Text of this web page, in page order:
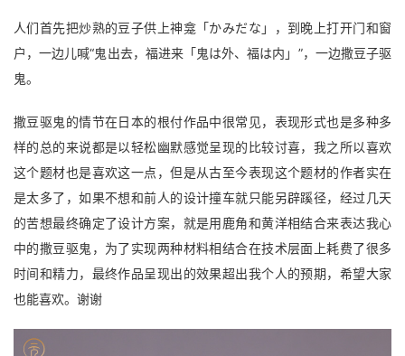
人们首先把炒熟的豆子供上神龛「かみだな」，到晚上打开门和窗
户，一边儿喊“鬼出去，福进来「鬼は外、福は内」”，一边撒豆子驱
鬼。
撒豆驱鬼的情节在日本的根付作品中很常见，表现形式也是多种多
样的总的来说都是以轻松幽默感觉呈现的比较讨喜，我之所以喜欢
这个题材也是喜欢这一点，但是从古至今表现这个题材的作者实在
是太多了，如果不想和前人的设计撞车就只能另辟蹊径，经过几天
的苦想最终确定了设计方案，就是用鹿角和黄洋相结合来表达我心
中的撒豆驱鬼，为了实现两种材料相结合在技术层面上耗费了很多
时间和精力，最终作品呈现出的效果超出我个人的预期，希望大家
也能喜欢。谢谢